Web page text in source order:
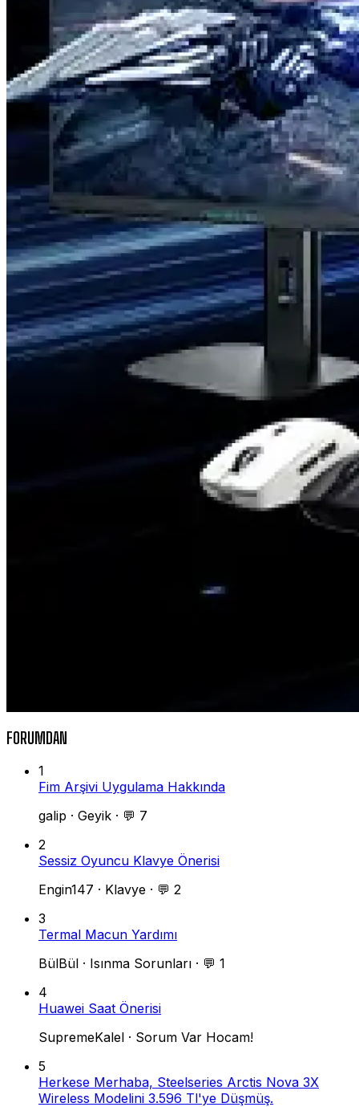
FORUMDAN
1
Fim Arşivi Uygulama Hakkında
galip · Geyik · 💬 7
2
Sessiz Oyuncu Klavye Önerisi
Engin147 · Klavye · 💬 2
3
Termal Macun Yardımı
BülBül · Isınma Sorunları · 💬 1
4
Huawei Saat Önerisi
SupremeKalel · Sorum Var Hocam!
5
Herkese Merhaba, Steelseries Arctis Nova 3X
Wireless Modelini 3.596 Tl'ye Düşmüş.